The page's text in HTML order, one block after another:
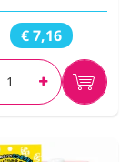
€ 7,16